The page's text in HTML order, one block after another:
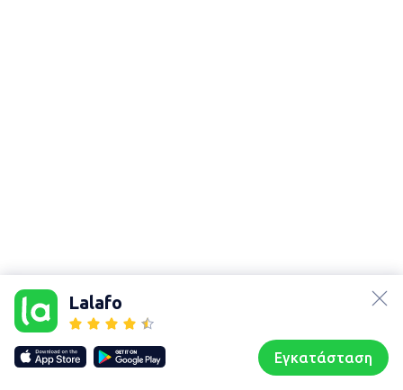
Lalafo
Εγκατάσταση
Our websites
lalafo.kg
lalafo.rs
lalafo.pl
Sitemap
Συζητήσεις Προφίλ